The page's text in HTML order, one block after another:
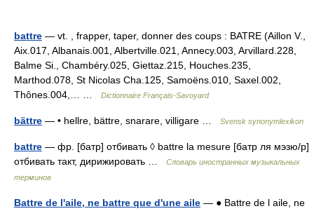
battre — vt. , frapper, taper, donner des coups : BATRE (Aillon V.,
Aix.017, Albanais.001, Albertville.021, Annecy.003, Arvillard.228,
Balme Si., Chambéry.025, Giettaz.215, Houches.235,
Marthod.078, St Nicolas Cha.125, Samoëns.010, Saxel.002,
Thônes.004,… …
Dictionnaire Français-Savoyard
bättre — • hellre, bättre, snarare, villigare … Svensk synonymlexikon
battre — фр. [батр] отбивать ◊ battre la mesure [батр ля мэзю/р]
отбивать такт, дирижировать …
Словарь иностранных музыкальных
терминов
Battre de l'aile, ne battre que d'une aile — ● Battre de l aile, ne